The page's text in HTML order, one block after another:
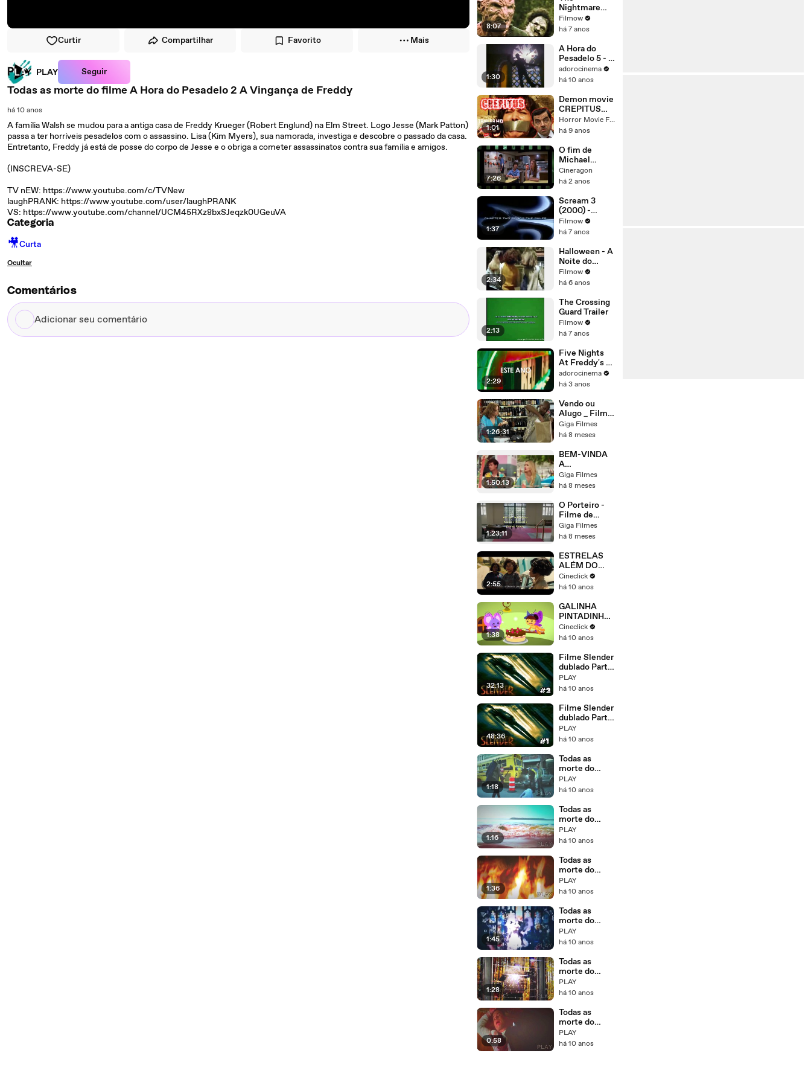
Curtir Compartilhar Favorito Mais
PLAY Seguir
Todas as morte do filme A Hora do Pesadelo 2 A Vingança de Freddy
há 10 anos
A família Walsh se mudou para a antiga casa de Freddy Krueger (Robert Englund) na Elm Street. Logo Jesse (Mark Patton)
passa a ter horríveis pesadelos com o assassino. Lisa (Kim Myers), sua namorada, investiga e descobre o passado da casa.
Entretanto, Freddy já está de posse do corpo de Jesse e o obriga a cometer assassinatos contra sua família e amigos.
(INSCREVA-SE)
TV nEW: https://www.youtube.com/c/TVNew
laughPRANK: https://www.youtube.com/user/laughPRANK
VS: https://www.youtube.com/channel/UCM45RXz8bxSJeqzk0UGeuVA
Categoria
🎥Curta
Ocultar
Comentários
Adicionar
seu
8:07
Nightmare
Ends on
Halloween II
Filmow
há 7 anos
1:30
A Hora do
Pesadelo 5 - O
Maior Horror
de Freddy
Original
adorocinema
há 10 anos
1:01
Demon movie
CREPITUS
2017 trailer
filme horror
de demônios
filme de terror
Horror Movie Filmes de Terror PipocaeGuaraná
há 9 anos
7:26
O fim de
Michael
Myers? -
Halloween 2 -
Continua
(1981)
Cineragon
há 2 anos
1:37
Scream 3
(2000) -
Movie Trailer
Filmow
há 7 anos
2:34
Halloween - A
Noite do
Terror (1978) -
Trailer
Filmow
há 6 anos
2:13
The Crossing
Guard Trailer
Filmow
há 7 anos
2:29
Five Nights
At Freddy's -
O Pesadelo
Sem Fim
Legendado
adorocinema
há 3 anos
1:26:31
Vendo ou
Alugo _ Filme
Brasileiro
Completo
Giga Filmes
há 8 meses
1:50:13
BEM-VINDA
A
QUIXERAMO
BIM _ Filme
Comédia
Giga Filmes
há 8 meses
1:23:11
O Porteiro -
Filme de
comédia -
Completo
Giga Filmes
há 8 meses
2:55
ESTRELAS
ALÉM DO
TEMPO
Cineclick
há 10 anos
1:38
GALINHA
PINTADINHA
MINI NA
TELONA
Cineclick
há 10 anos
32:13
Filme Slender
dublado Parte
2/2
PLAY
há 10 anos
48:36
Filme Slender
dublado Parte
1/2
PLAY
há 10 anos
1:18
Todas as
morte do
filme Dead
Rising
PLAY
há 10 anos
1:16
Todas as
morte do
filme Terror na
Agua Shark
PLAY
há 10 anos
1:36
Todas as
morte do
filme Sexta-
Feira 13 - Bem
crystal lake
PLAY
há 10 anos
1:45
Todas as
morte do
filme
Resident Evil
PLAY
há 10 anos
1:28
Todas as
morte do
filme Pânico
no Lago – O
PLAY
há 10 anos
0:58
Todas as
morte do
filme Pânico 3
PLAY
há 10 anos